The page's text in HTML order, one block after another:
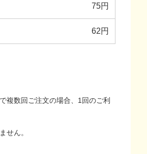
75円
62円
複数回ご注文の場合、1回のご利
せん。